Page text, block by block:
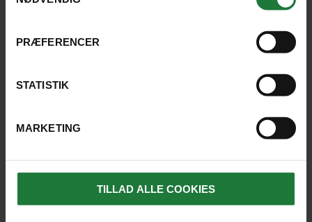
PRÆFERENCER
STATISTIK
MARKETING
TILLAD ALLE COOKIES
Asakusa Kannon-tempel og oplev den fantastiske
udsigt udover byen, fra det imponerende Tokyo Sky